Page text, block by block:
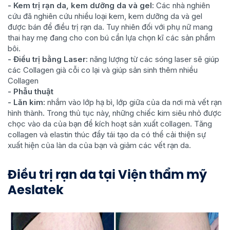
- Kem trị rạn da, kem dưỡng da và gel: Các nhà nghiên
cứu đã nghiên cứu nhiều loại kem, kem dưỡng da và gel
được bán để điều trị rạn da. Tuy nhiên đối với phụ nữ mang
thai hay mẹ đang cho con bú cần lựa chọn kĩ các sản phẩm
bôi.
- Điều trị bằng Laser: năng lượng từ các sóng laser sẽ giúp
các Collagen già cỗi co lại và giúp sản sinh thêm nhiều
Collagen
- Phẫu thuật
- Lăn kim: nhắm vào lớp hạ bì, lớp giữa của da nơi mà vết rạn
hình thành. Trong thủ tục này, những chiếc kim siêu nhỏ được
chọc vào da của bạn để kích hoạt sản xuất collagen. Tăng
collagen và elastin thúc đẩy tái tạo da có thể cải thiện sự
xuất hiện của làn da của bạn và giảm các vết rạn da.
Điều trị rạn da tại Viện thẩm mỹ
Aeslatek